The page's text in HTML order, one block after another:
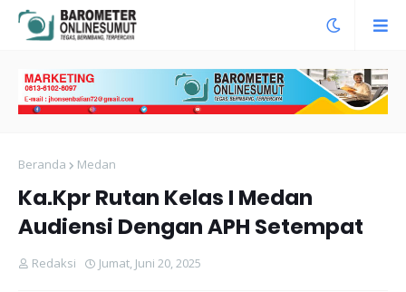
Beranda Medan
Ka.Kpr Rutan Kelas I Medan
Audiensi Dengan APH Setempat
Redaksi Jumat, Juni 20, 2025